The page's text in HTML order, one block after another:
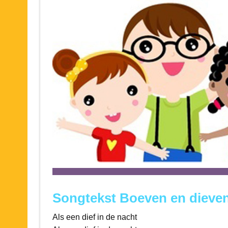
Songtekst Boeven en
Als een dief in de nacht